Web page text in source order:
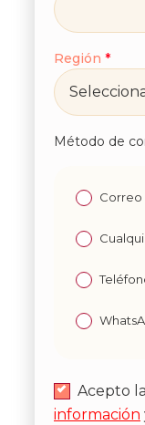
Región *
Método de
Correo
Acepto la
información